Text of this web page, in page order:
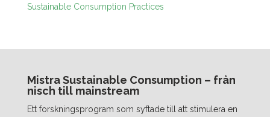
Sustainable Consumption Practices
Mistra Sustainable Consumption – från
nisch till mainstream
Ett forskningsprogram som syftade till att stimulera en